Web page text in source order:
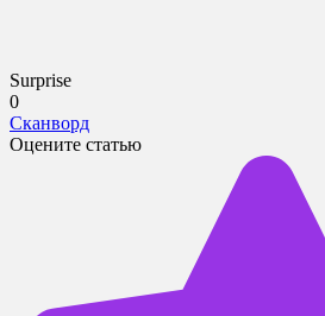
Surprise
0
Сканворд
Оцените статью